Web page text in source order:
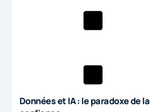
Données et IA : le paradoxe de la